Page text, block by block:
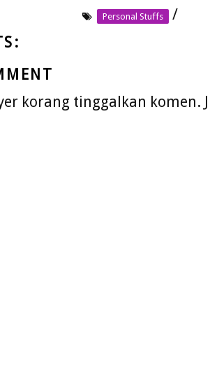
Personal Stuffs
/
korang tinggalkan komen.